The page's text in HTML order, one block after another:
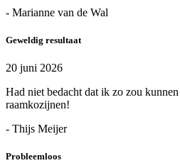
- Marianne van de Wal
Geweldig resultaat
20 juni 2026
Had niet bedacht dat ik zo zou
raamkozijnen!
- Thijs Meijer
Probleemloos